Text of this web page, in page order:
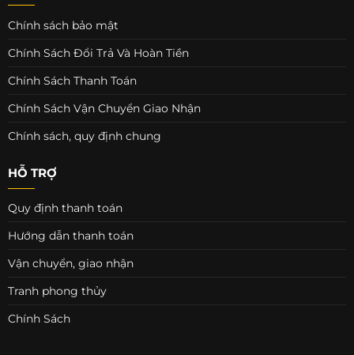
Chính sách bảo mật
Chính Sách Đổi Trả Và Hoàn Tiền
Chính Sách Thanh Toán
Chính Sách Vận Chuyển Giao Nhận
Chính sách, quy định chung
HỖ TRỢ
Quy định thanh toán
Hướng dẫn thanh toán
Vận chuyển, giao nhận
Tranh phong thủy
Chính Sách